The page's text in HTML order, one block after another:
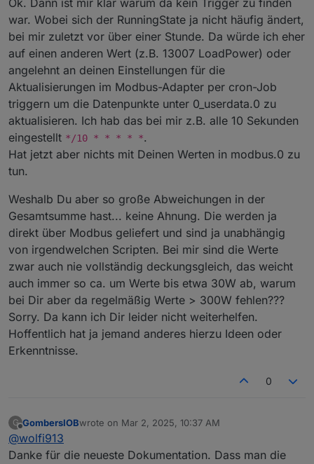
2025-03-02 09:37:24.444	info
2025-03-02 09:37:02.337	info
Log mit Type "signed 16bit" (13021 ist eine Zahl, positiv
oder negativ)
2025-03-02 09:38:41.605	info
2025-03-02 09:38:19.554	info
2025-03-02 09:37:57.488	info
2025-03-02 09:37:35.405	info
2025-03-02 09:37:13.347	info
2025-03-02 09:36:51.301	info
Ich hab das Gefühl, ich komm hier zu keiner Lösung
- aber vielleicht hat jemand ein funktionierendes
Script zur Hand, dass mir die Werte für:
PV in die Batterie
PV ins Haus
PV ins Netz
Batterie ins Haus
Netz ins Haus
korrekt ausrechnet
@wolfi913: das Script steckt im Blockly drin, dass auf
der Seite beschrieben ist. Damit wird auf die Änderung
des Running State (13000) reagiert.
Ok. Dann ist mir klar warum da kein Trigger zu finden
war. Wobei sich der RunningState ja nicht häufig ändert,
bei mir zuletzt vor über einer Stunde. Da würde ich eher
auf einen anderen Wert (z.B. 13007 LoadPower) oder
angelehnt an deinen Einstellungen für die
Aktualisierungen im Modbus-Adapter per cron-Job
triggern um die Datenpunkte unter 0_userdata.0 zu
aktualisieren. Ich hab das bei mir z.B. alle 10 Sekunden
eingestellt */10 * * * * *.
Hat jetzt aber nichts mit Deinen Werten in modbus.0 zu
tun.
Weshalb Du aber so große Abweichungen in der
Gesamtsumme hast... keine Ahnung. Die werden ja
direkt über Modbus geliefert und sind ja unabhängig
von irgendwelchen Scripten. Bei mir sind die Werte
zwar auch nie vollständig deckungsgleich, das weicht
auch immer so ca. um Werte bis etwa 30W ab, warum
bei Dir aber da regelmäßig Werte > 300W fehlen???
Sorry. Da kann ich Dir leider nicht weiterhelfen.
Hoffentlich hat ja jemand anderes hierzu Ideen oder
Erkenntnisse.
0
G
Offline
GombersIOBwrote on Mar 2, 2025, 10:37 AM
last edited by
@wolfi913
Danke für die neueste Dokumentation. Dass man die